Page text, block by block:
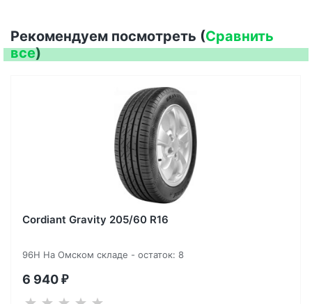
Рекомендуем посмотреть (Сравнить
все)
Cordiant Gravity 205/60 R16
96H На Омском складе - остаток: 8
6 940 ₽